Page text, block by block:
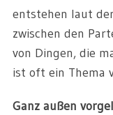
entstehen laut
zwischen den
von Dingen, die
ist oft ein Thema
Ganz außen